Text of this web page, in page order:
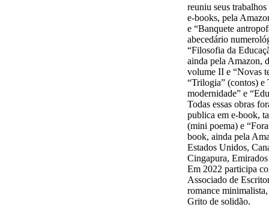
reuniu seus
e-books, pela
e “Banquete
abecedário
“Filosofia da
ainda pela Amazon,
volume II e “Novas
“Trilogia” (contos) e
modernidade” e
Todas essas obras
publica em e-book,
(mini poema) e
book, ainda pela
Estados Unidos,
Cingapura,
Em 2022 participa
Associado de
romance
Grito de solidão.